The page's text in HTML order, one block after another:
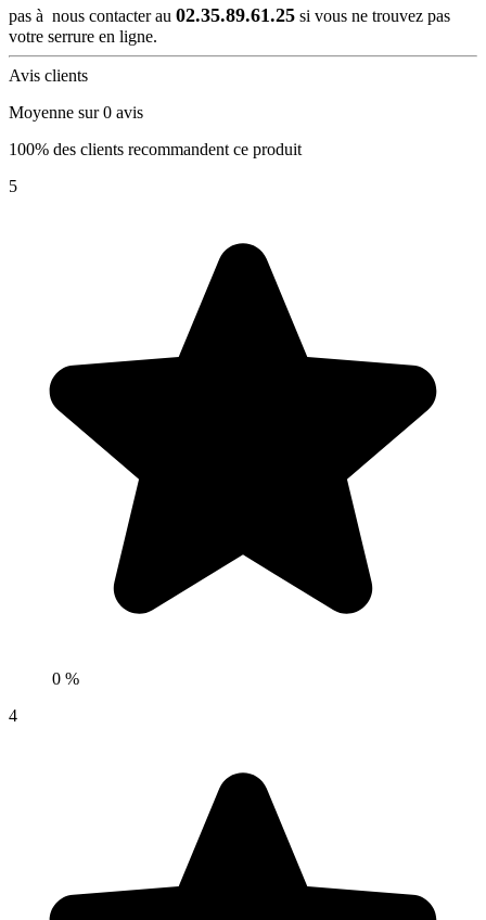
pas à nous contacter au 02.35.89.61.25 si vous ne trouvez pas
votre serrure en ligne.
Avis clients
Moyenne sur 0 avis
100% des clients recommandent ce produit
5
0 %
4